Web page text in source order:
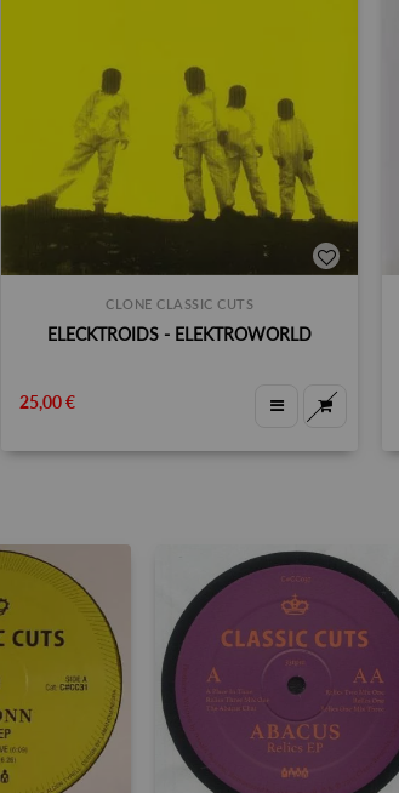
CLONE CLASSIC CUTS
ELECKTROIDS - ELEKTROWORLD
25,00 €